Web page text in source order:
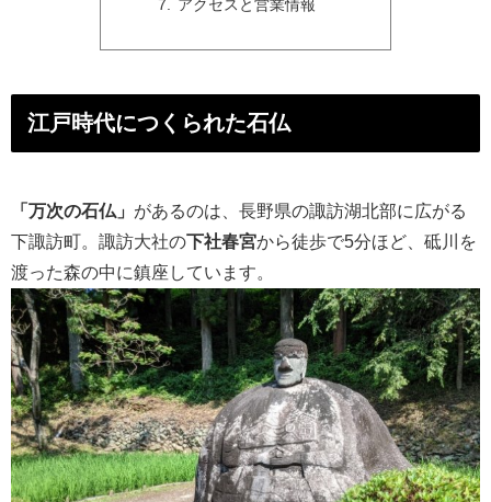
アクセスと営業情報
江戸時代につくられた石仏
「万次の石仏」 があるのは、長野県の諏訪湖北部に広がる
下諏訪町。諏訪大社の下社春宮から徒歩で5分ほど、砥川を
渡った森の中に鎮座しています。